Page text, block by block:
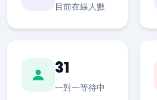
目前在線人數
31
一對一等待中